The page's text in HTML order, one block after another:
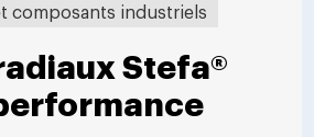
composants industriels
Stefa®